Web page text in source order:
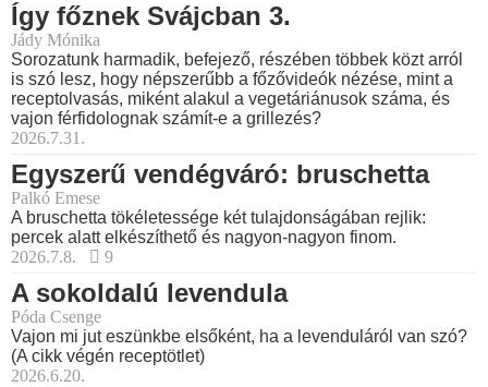
Így főznek Svájcban 3.
Jády Mónika
Sorozatunk harmadik, befejező, részében többek közt arról
is szó lesz, hogy népszerűbb a főzővideók nézése, mint a
receptolvasás, miként alakul a vegetáriánusok száma, és
vajon férfidolognak számít-e a grillezés?
2026.7.31.
Egyszerű vendégváró: bruschetta
Palkó Emese
A bruschetta tökéletessége két tulajdonságában rejlik:
percek alatt elkészíthető és nagyon-nagyon finom.
2026.7.8.
9
A sokoldalú levendula
Póda Csenge
Vajon mi jut eszünkbe elsőként, ha a levenduláról van szó?
(A cikk végén receptötlet)
2026.6.20.